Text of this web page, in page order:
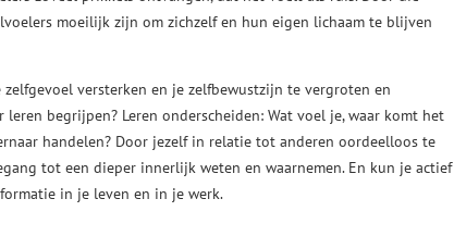
moeilijk zijn om zichzelf en hun eigen lichaam te blijven
versterken en je zelfbewustzijn te vergroten en
begrijpen? Leren onderscheiden: Wat voel je, waar komt het
handelen? Door jezelf in relatie tot anderen oordeelloos te
tot een dieper innerlijk weten en waarnemen. En kun je actief
in je leven en in je werk.